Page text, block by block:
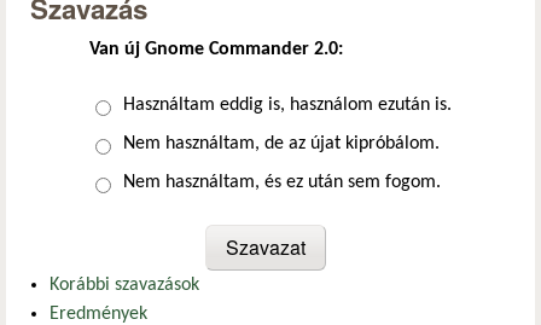
Szavazás
Van új Gnome Commander 2.0:
Választások
Használtam eddig is, használom ezután is.
Nem használtam, de az újat kipróbálom.
Nem használtam, és ez után sem fogom.
Korábbi szavazások
Eredmények